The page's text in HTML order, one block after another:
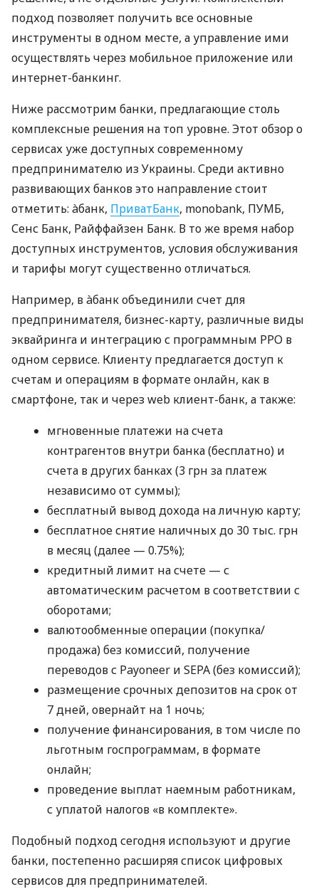
подход позволяет получить все основные
инструменты в одном месте, а управление ими
осуществлять через мобильное приложение или
интернет-банкинг.
Ниже рассмотрим банки, предлагающие столь
комплексные решения на топ уровне. Этот обзор о
сервисах уже доступных современному
предпринимателю из Украины. Среди активно
развивающих банков это направление стоит
отметить: àбанк, ПриватБанк, monobank, ПУМБ,
Сенс Банк, Райффайзен Банк. В то же время набор
доступных инструментов, условия обслуживания
и тарифы могут существенно отличаться.
Например, в àбанк объединили счет для
предпринимателя, бизнес-карту, различные виды
эквайринга и интеграцию с программным РРО в
одном сервисе. Клиенту предлагается доступ к
счетам и операциям в формате онлайн, как в
смартфоне, так и через web клиент-банк, а также:
мгновенные платежи на счета
контрагентов внутри банка (бесплатно) и
счета в других банках (3 грн за платеж
независимо от суммы);
бесплатный вывод дохода на личную карту;
бесплатное снятие наличных до 30 тыс. грн
в месяц (далее — 0.75%);
кредитный лимит на счете — с
автоматическим расчетом в соответствии с
оборотами;
валютообменные операции (покупка/
продажа) без комиссий, получение
переводов с Payoneer и SEPA (без комиссий);
размещение срочных депозитов на срок от
7 дней, овернайт на 1 ночь;
получение финансирования, в том числе по
льготным госпрограммам, в формате
онлайн;
проведение выплат наемным работникам,
с уплатой налогов «в комплекте».
Подобный подход сегодня используют и другие
банки, постепенно расширяя список цифровых
сервисов для предпринимателей.